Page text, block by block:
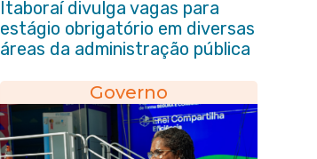
Itaboraí divulga vagas para
estágio obrigatório em diversas
áreas da administração pública
Governo